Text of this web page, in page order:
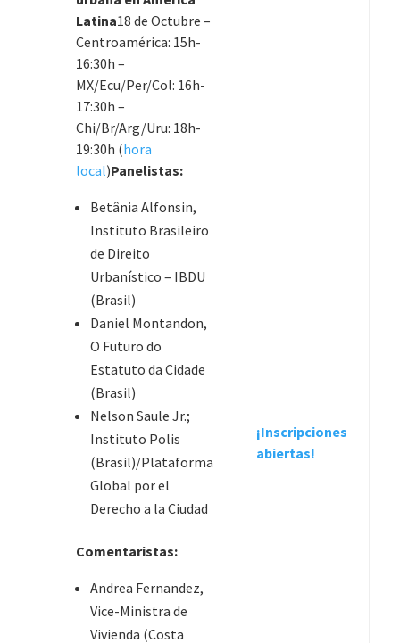
Latina18 de Octubre –
Centroamérica: 15h-
16:30h –
MX/Ecu/Per/Col: 16h-
17:30h –
Chi/Br/Arg/Uru: 18h-
19:30h (hora
local)Panelistas:
Betânia Alfonsin,
Instituto Brasileiro
de Direito
Urbanístico – IBDU
(Brasil)
Daniel Montandon,
O Futuro do
Estatuto da Cidade
(Brasil)
Nelson Saule Jr.;
Instituto Polis
(Brasil)/Plataforma
Global por el
Derecho a la Ciudad
Comentaristas:
Andrea Fernandez,
Vice-Ministra de
Vivienda (Costa
¡Inscripciones
abiertas!